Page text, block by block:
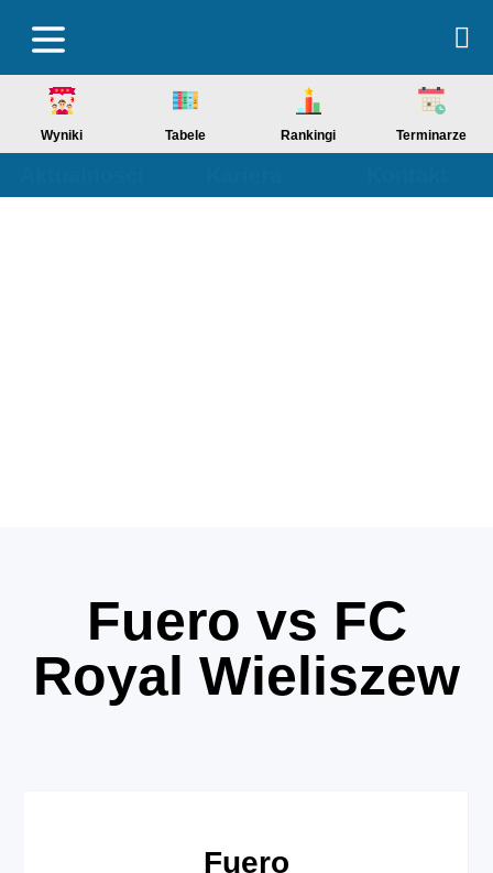
Wyniki Tabele Rankingi Terminarze
Fuero vs FC
Royal Wieliszew
Fuero